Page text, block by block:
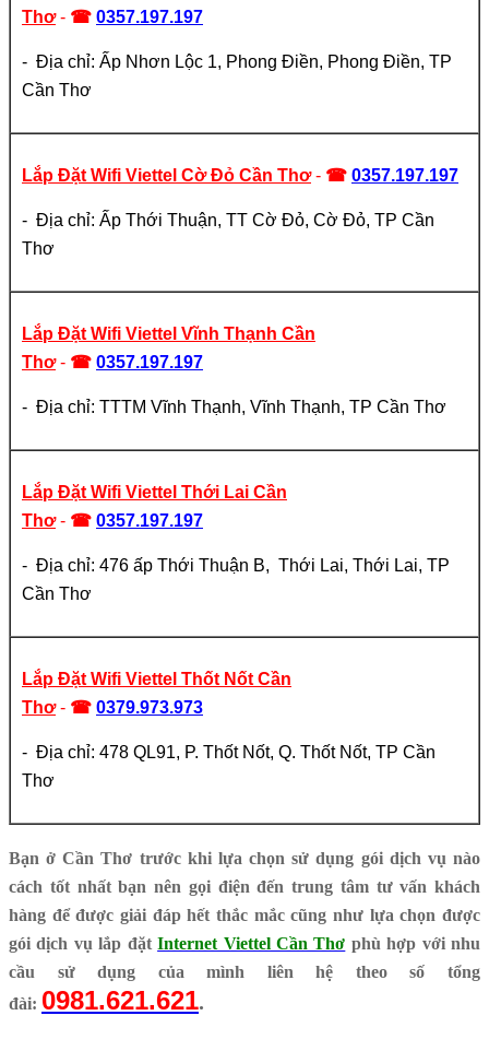
Thơ- ☎ 0357.197.197
- Địa chỉ: Ấp Nhơn Lộc 1, Phong Điền, Phong Điền, TP
Cần Thơ
Lắp Đặt Wifi Viettel Cờ Đỏ Cần Thơ- ☎ 0357.197.197
- Địa chỉ: Ấp Thới Thuận, TT Cờ Đỏ, Cờ Đỏ, TP Cần
Thơ
Lắp Đặt Wifi Viettel Vĩnh Thạnh Cần
Thơ- ☎ 0357.197.197
- Địa chỉ: TTTM Vĩnh Thạnh, Vĩnh Thạnh, TP Cần Thơ
Lắp Đặt Wifi Viettel Thới Lai Cần
Thơ- ☎ 0357.197.197
- Địa chỉ: 476 ấp Thới Thuận B, Thới Lai, Thới Lai, TP
Cần Thơ
Lắp Đặt Wifi Viettel Thốt Nốt Cần
Thơ- ☎ 0379.973.973
- Địa chỉ: 478 QL91, P. Thốt Nốt, Q. Thốt Nốt, TP Cần
Thơ
Bạn ở Cần Thơ trước khi lựa chọn sử dụng gói dịch vụ nào
cách tốt nhất bạn nên gọi điện đến trung tâm tư vấn khách
hàng để được giải đáp hết thắc mắc cũng như lựa chọn được
gói dịch vụ lắp đặtInternet Viettel Cần Thơ phù hợp với nhu
cầu sử dụng của mình liên hệ theo số tổng
đài: 0981.621.621.